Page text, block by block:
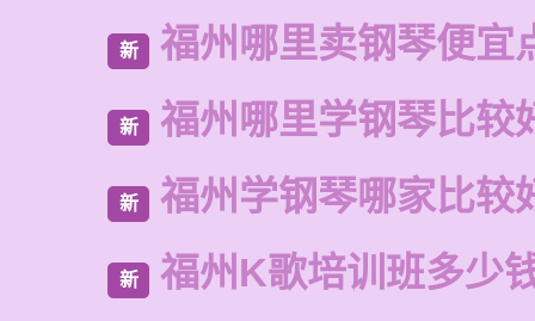
新 福州哪里卖钢琴便宜
新 福州哪里学钢琴比较
新 福州学钢琴哪家比较
新 福州K歌培训班多少